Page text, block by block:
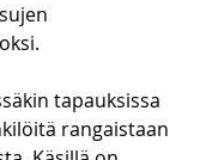
tapauksissa
rangaistaan